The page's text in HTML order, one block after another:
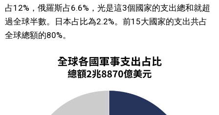
占12%，俄羅斯占6.6%，光是這3個國家的支出總和就超
過全球半數。日本占比為2.2%。前15大國家的支出共占
全球總額的80%。